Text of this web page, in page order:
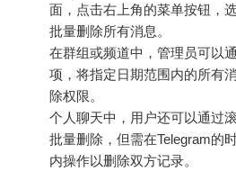
面，点击右上角的菜单按钮，
批量删除所有消息。
在群组或频道中，管理员可以
项，将指定日期范围内的所有
除权限。
个人聊天中，用户还可以通过
批量删除，但需在Telegram的
内操作以删除双方记录。